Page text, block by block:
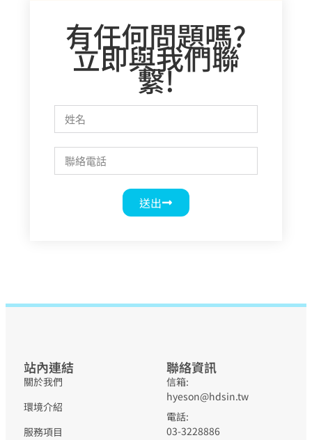
有任何問題嗎?
立即與我們聯
繫!
送出
站內連結
關於我們
環境介紹
服務項目
聯絡資訊
信箱:
hyeson@hdsin.tw
電話:
03-3228886